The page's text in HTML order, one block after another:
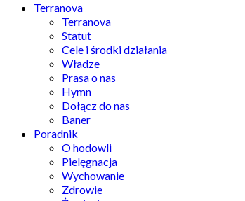
Terranova
Terranova
Statut
Cele i środki działania
Władze
Prasa o nas
Hymn
Dołącz do nas
Baner
Poradnik
O hodowli
Pielęgnacja
Wychowanie
Zdrowie